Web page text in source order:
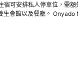
宿可安排私人停車位，需額
生會館以及餐廳。 Onyado